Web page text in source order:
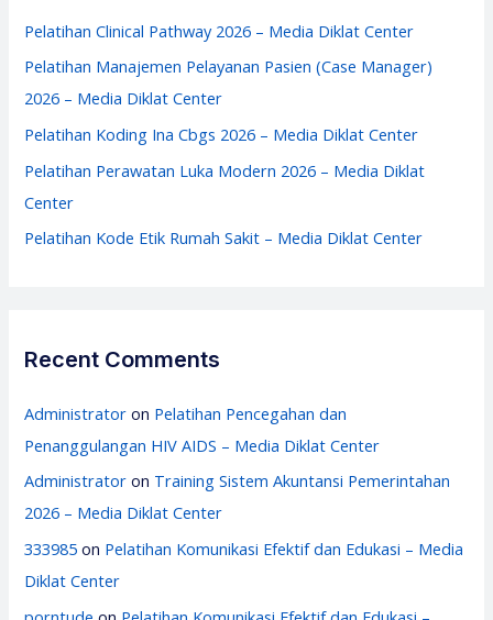
f
o
r
Pelatihan Clinical Pathway 2026 – Media Diklat Center
Pelatihan Manajemen Pelayanan Pasien (Case Manager)
2026 – Media Diklat Center
Pelatihan Koding Ina Cbgs 2026 – Media Diklat Center
Pelatihan Perawatan Luka Modern 2026 – Media Diklat
Center
Pelatihan Kode Etik Rumah Sakit – Media Diklat Center
Recent Comments
Administrator on Pelatihan Pencegahan dan
Penanggulangan HIV AIDS – Media Diklat Center
Administrator on Training Sistem Akuntansi Pemerintahan
2026 – Media Diklat Center
333985 on Pelatihan Komunikasi Efektif dan Edukasi – Media
Diklat Center